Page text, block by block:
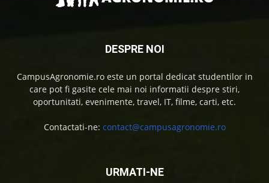
DESPRE NOI
CampusAgronomie.ro este un portal dedicat studentilor in
care pot fi gasite cele mai noi informatii despre stiri,
oportunitati, evenimente, travel, IT, filme, carti, etc.
Contactati-ne: contact@campusagronomie.ro
URMATI-NE